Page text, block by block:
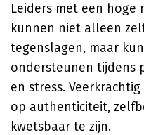
Leiders met een hoge
kunnen niet alleen
tegenslagen, maar
ondersteunen tijdens
en stress.
op authenticiteit,
kwetsbaar te zijn.